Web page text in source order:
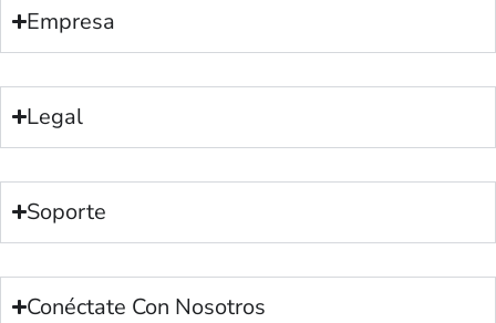
Empresa
Legal
Soporte
Conéctate Con Nosotros